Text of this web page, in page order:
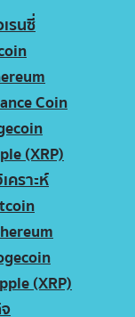
รนซี่
Coin
(XRP)
คราะห์
(XRP)